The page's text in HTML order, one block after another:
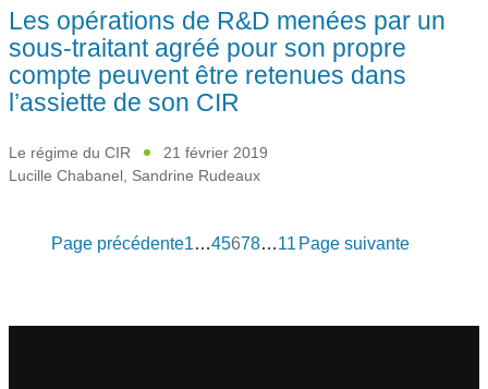
Les opérations de R&D menées par un
sous-traitant agréé pour son propre
compte peuvent être retenues dans
l’assiette de son CIR
Le régime du CIR
21 février 2019
Lucille Chabanel, Sandrine Rudeaux
Page précédente1…45678…11Page suivante